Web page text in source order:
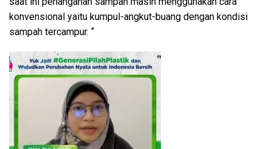
konvensional yaitu kumpul-angkut-buang dengan kondisi
sampah tercampur. “